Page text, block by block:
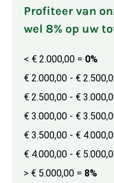
Profiteer van
wel 8% op uw
< € 2.000,00 = 0%
€ 2.000,00 - €
€ 2.500,00 - €
€ 3.000,00 - €
€ 3.500,00 - €
€ 4.000,00 - €
> € 5.000,00 = 8%